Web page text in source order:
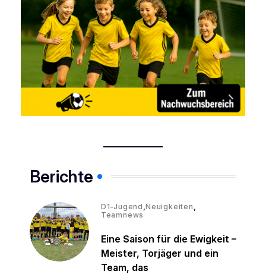
Berichte
D1-Jugend ,Neuigkeiten ,
Teamnews
Eine Saison für die Ewigkeit –
Meister, Torjäger und ein
Team, das